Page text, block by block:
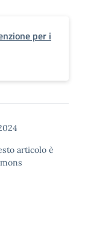
per i
articolo è